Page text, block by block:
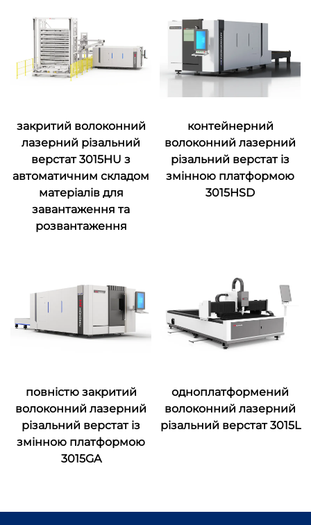
закритий волоконний
лазерний різальний
верстат 3015HU з
автоматичним складом
матеріалів для
завантаження та
розвантаження
контейнерний
волоконний лазерний
різальний верстат із
змінною платформою
3015HSD
повністю закритий
волоконний лазерний
різальний верстат із
змінною платформою
3015GA
одноплатформений
волоконний лазерний
різальний верстат 3015L